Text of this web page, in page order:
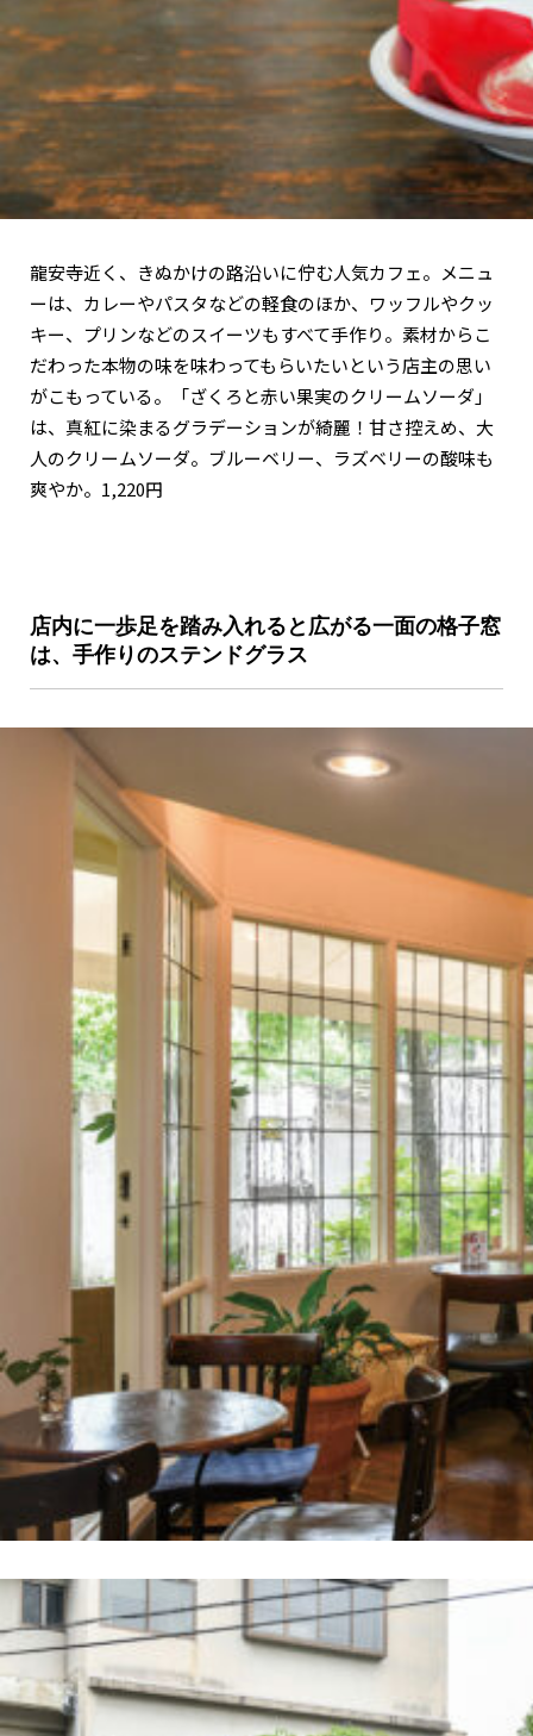
おすすめの映画
誠光社で選びました。
おすすめの本
紹介します。
おすすめのイベント
龍安寺近く、きぬかけの路沿いに佇む人気カフェ。メニュ
ーは、カレーやパスタなどの軽食のほか、ワッフルやクッ
キー、プリンなどのスイーツもすべて手作り。素材からこ
だわった本物の味を味わってもらいたいという店主の思い
がこもっている。「ざくろと赤い果実のクリームソーダ」
は、真紅に染まるグラデーションが綺麗！甘さ控えめ、大
人のクリームソーダ。ブルーベリー、ラズベリーの酸味も
爽やか。1,220円
店内に一歩足を踏み入れると広がる一面の格子窓
は、手作りのステンドグラス